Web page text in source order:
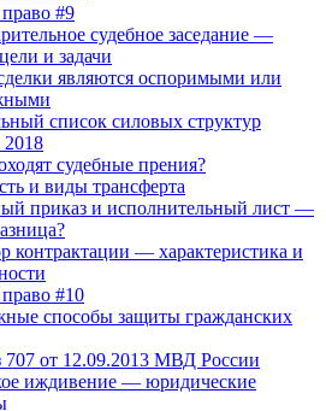
#9
судебное заседание —
и задачи
являются оспоримыми или
список силовых структур
2018
судебные прения?
и виды трансферта
приказ и исполнительный лист —
контрактации — характеристика и
#10
способы защиты гражданских
707 от 12.09.2013 МВД России
иждивение — юридические